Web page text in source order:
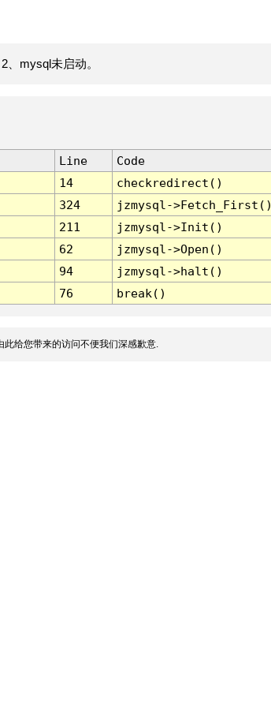
mysql未启动。
Line
Code
14
checkredirect()
324
jzmysql-
211
jzmysql->Init()
62
jzmysql->Open()
94
jzmysql->halt()
76 break()
给您带来的访问不便我们深感歉意.